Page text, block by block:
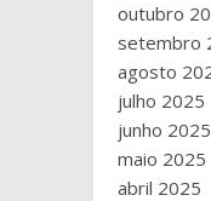
outubro
setembro
agosto
julho 2025
junho 2025
maio 2025
abril 2025